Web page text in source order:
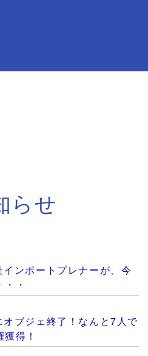
らせ
インポートプレナーが、今
・
オブジェ終了！なんと7人で
得！